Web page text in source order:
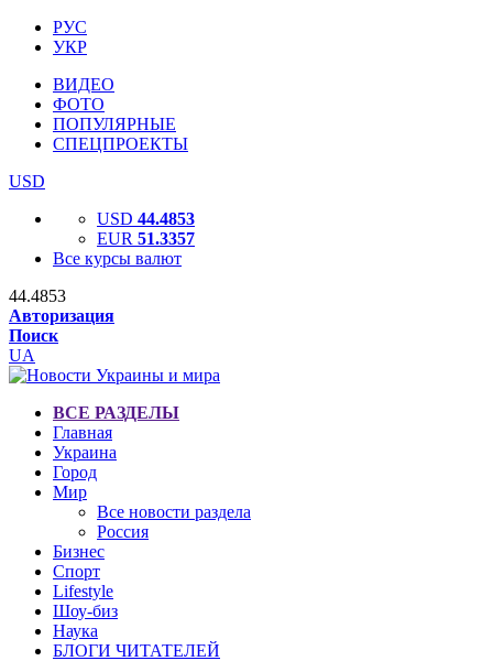
РУС
УКР
ВИДЕО
ФОТО
ПОПУЛЯРНЫЕ
СПЕЦПРОЕКТЫ
USD
USD 44.4853
EUR 51.3357
Все курсы валют
44.4853
Авторизация
Поиск
UA
ВСЕ РАЗДЕЛЫ
Главная
Украина
Город
Мир
Все новости раздела
Россия
Бизнес
Спорт
Lifestyle
Шоу-биз
Наука
БЛОГИ ЧИТАТЕЛЕЙ